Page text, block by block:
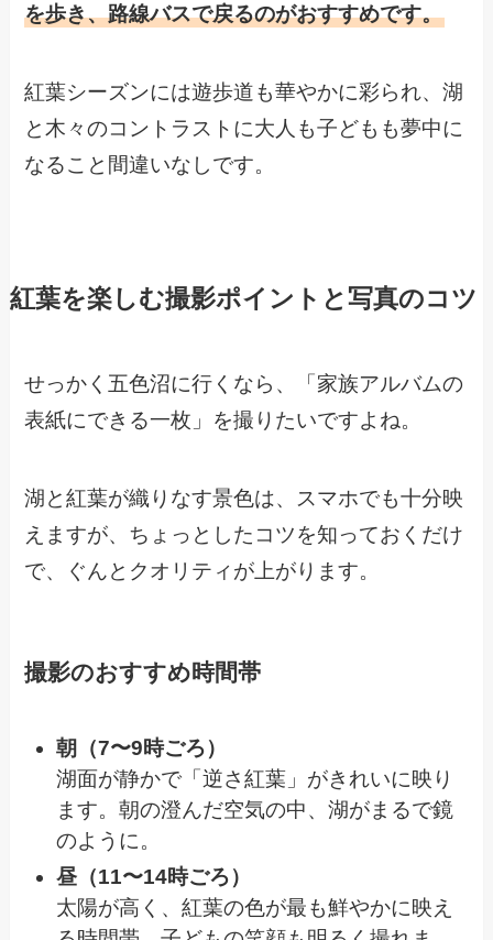
を歩き、路線バスで戻るのがおすすめです。
紅葉シーズンには遊歩道も華やかに彩られ、湖
と木々のコントラストに大人も子どもも夢中に
なること間違いなしです。
紅葉を楽しむ撮影ポイントと写真のコツ
せっかく五色沼に行くなら、「家族アルバムの
表紙にできる一枚」を撮りたいですよね。
湖と紅葉が織りなす景色は、スマホでも十分映
えますが、ちょっとしたコツを知っておくだけ
で、ぐんとクオリティが上がります。
撮影のおすすめ時間帯
朝（7〜9時ごろ）
湖面が静かで「逆さ紅葉」がきれいに映り
ます。朝の澄んだ空気の中、湖がまるで鏡
のように。
昼（11〜14時ごろ）
太陽が高く、紅葉の色が最も鮮やかに映え